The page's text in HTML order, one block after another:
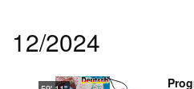
12/2024